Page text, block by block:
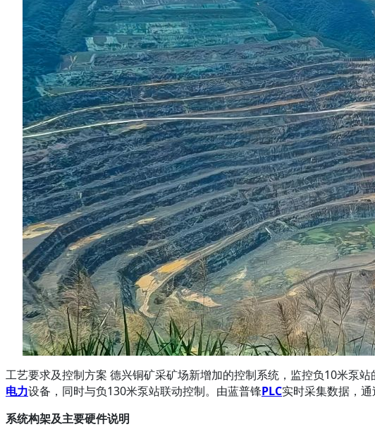
工艺要求及控制方案 德兴铜矿采矿场新增加的控制系统，监控负10米泵站
电力设备，同时与负130米泵站联动控制。由蓝普锋PLC实时采集数据，
系统构架及主要硬件说明